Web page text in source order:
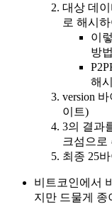
대상 데이
로 해시
이
방
해
version
이트)
3의 결과
크섬으로
최종 25
비트코인에서
지만 드물게 종